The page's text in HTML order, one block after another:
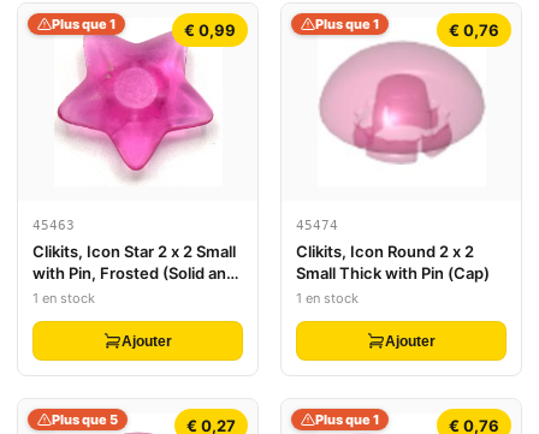
€ 0,99
Plus que 1
45463
Clikits, Icon Star 2 x 2 Small
with Pin, Frosted (Solid and
Transparent Colors)
1 en stock
Ajouter
€ 0,76
Plus que 1
45474
Clikits, Icon Round 2 x 2
Small Thick with Pin (Cap)
1 en stock
Ajouter
€ 0,27
Plus que 5 € 0,76
Plus que 1